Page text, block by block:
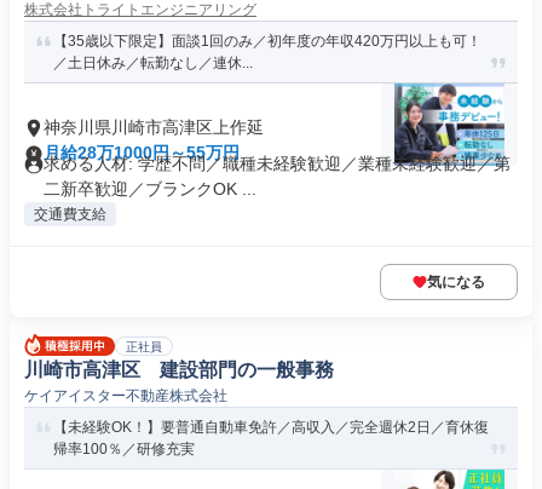
株式会社トライトエンジニアリング
【35歳以下限定】面談1回のみ／初年度の年収420万円以上も可！
／土日休み／転勤なし／連休...
神奈川県川崎市高津区上作延
月給28万1000円～55万円
求める人材: 学歴不問／職種未経験歓迎／業種未経験歓迎／第
二新卒歓迎／ブランクOK ...
交通費支給
気になる
正社員
川崎市高津区 建設部門の一般事務
ケイアイスター不動産株式会社
【未経験OK！】要普通自動車免許／高収入／完全週休2日／育休復
帰率100％／研修充実